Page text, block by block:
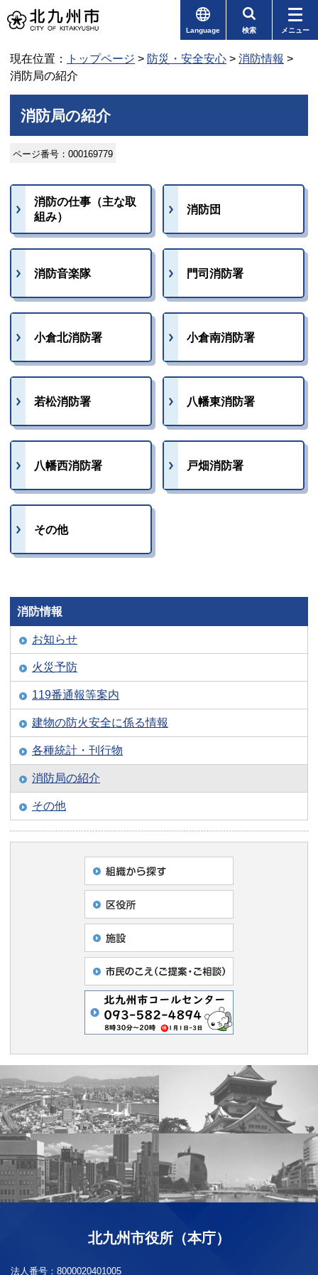
Language 検索 メニュー
現在位置： トップページ > 防災・安全安心 > 消防情報 >
消防局の紹介
消防局の紹介
ページ番号：000169779
消防の仕事（主な取
組み）
消防団
消防音楽隊 門司消防署
小倉北消防署 小倉南消防署
若松消防署 八幡東消防署
八幡西消防署 戸畑消防署
その他
消防情報
お知らせ
火災予防
119番通報等案内
建物の防火安全に係る情報
各種統計・刊行物
消防局の紹介
その他
北九州市役所（本庁）
法人番号： 8000020401005